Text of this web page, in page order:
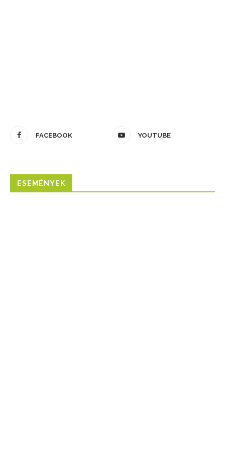
FACEBOOK YOUTUBE
ESEMÉNYEK